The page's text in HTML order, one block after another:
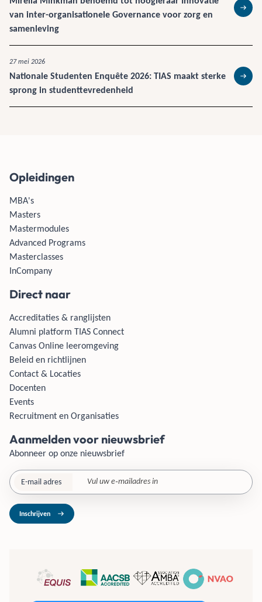
van inter-organisationele Governance voor zorg en
samenleving
Lees
27 mei 2026
Nationale Studenten Enquête 2026: TIAS maakt sterke
sprong in studenttevredenheid
Lees
Opleidingen
MBA's
Masters
Mastermodules
Advanced Programs
Masterclasses
InCompany
Direct naar
Accreditaties & ranglijsten
Alumni platform TIAS Connect
Canvas Online leeromgeving
Beleid en richtlijnen
Contact & Locaties
Docenten
Events
Recruitment en Organisaties
Aanmelden voor nieuwsbrief
Abonneer op onze nieuwsbrief
E-mail adres
Inschrijven